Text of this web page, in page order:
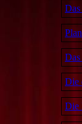
Das
Die
Die